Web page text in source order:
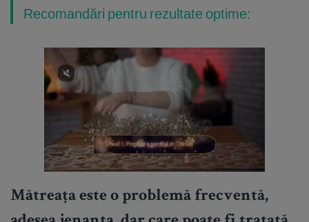
Recomandări pentru rezultate optime:
Mătreața este o problemă frecventă,